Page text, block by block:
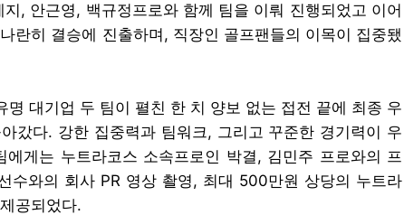
, 안근영, 백규정프로와 함께 팀을 이뤄 진행되었고 이어
란히 결승에 진출하며, 직장인 골프팬들의 이목이 집중됐
명 대기업 두 팀이 펼친 한 치 양보 없는 접전 끝에 최종 우
갔다. 강한 집중력과 팀워크, 그리고 꾸준한 경기력이 우
에게는 누트라코스 소속프로인 박결, 김민주 프로와의 프
수와의 회사 PR 영상 촬영, 최대 500만원 상당의 누트라
공되었다.